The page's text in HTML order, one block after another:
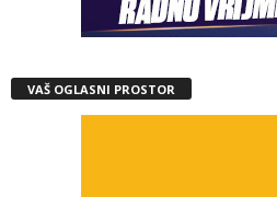
VAŠ OGLASNI PROSTOR